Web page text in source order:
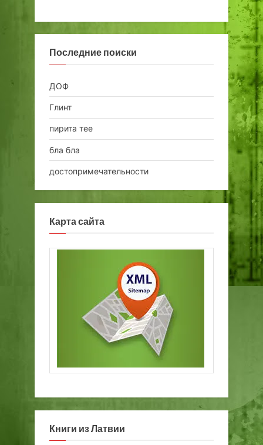
Последние поиски
ДОФ
Глинт
пирита тее
бла бла
достопримечательности
Карта сайта
Книги из Латвии